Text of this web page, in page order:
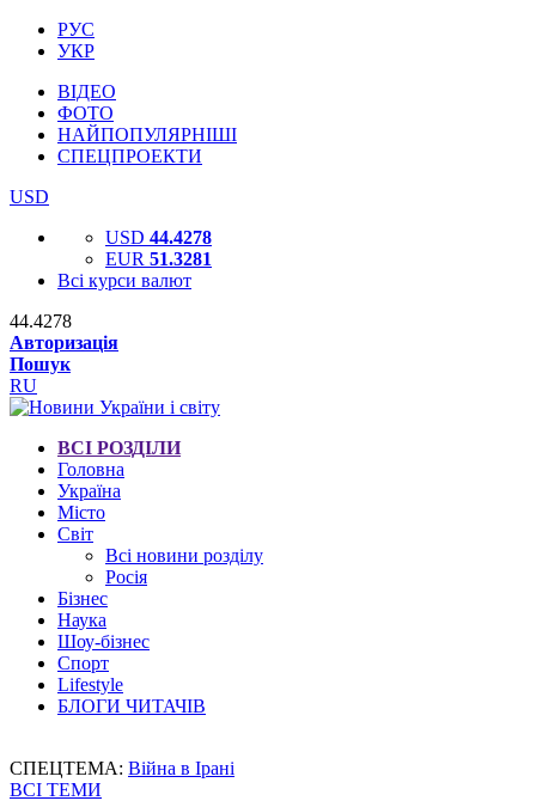
РУС
УКР
ВІДЕО
ФОТО
НАЙПОПУЛЯРНІШІ
СПЕЦПРОЕКТИ
USD
USD 44.4278
EUR 51.3281
Всі курси валют
44.4278
Авторизація
Пошук
RU
ВСІ РОЗДІЛИ
Головна
Україна
Місто
Світ
Всі новини розділу
Росія
Бізнес
Наука
Шоу-бізнес
Спорт
Lifestyle
БЛОГИ ЧИТАЧІВ
СПЕЦТЕМА: Війна в Ірані
ВСІ ТЕМИ